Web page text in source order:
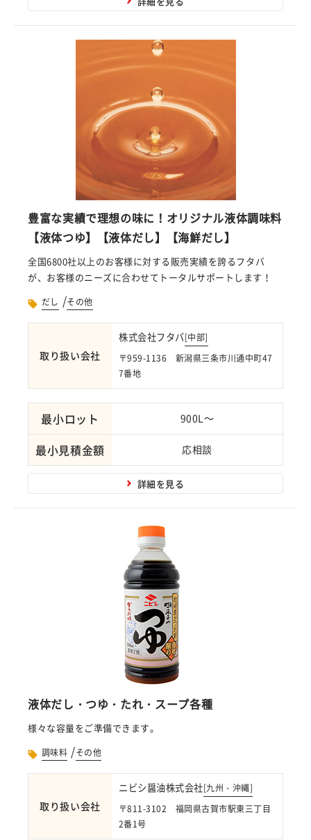
豊富な実績で理想の味に！オリジナル液体調味料
【液体つゆ】【液体だし】【海鮮だし】
全国6800社以上のお客様に対する販売実績を誇るフタバ
が、お客様のニーズに合わせてトータルサポートします！
だし /その他
取り扱い会社
株式会社フタバ[中部]
〒959-1136 新潟県三条市川通中町47
7番地
最小ロット 900L～
最小見積金額 応相談
詳細を見る
液体だし・つゆ・たれ・スープ各種
様々な容量をご準備できます。
調味料 /その他
取り扱い会社
ニビシ醤油株式会社[九州・沖縄]
〒811-3102 福岡県古賀市駅東三丁目
2番1号